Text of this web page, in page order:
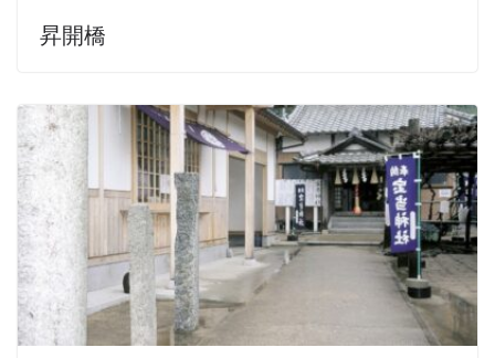
昇開橋